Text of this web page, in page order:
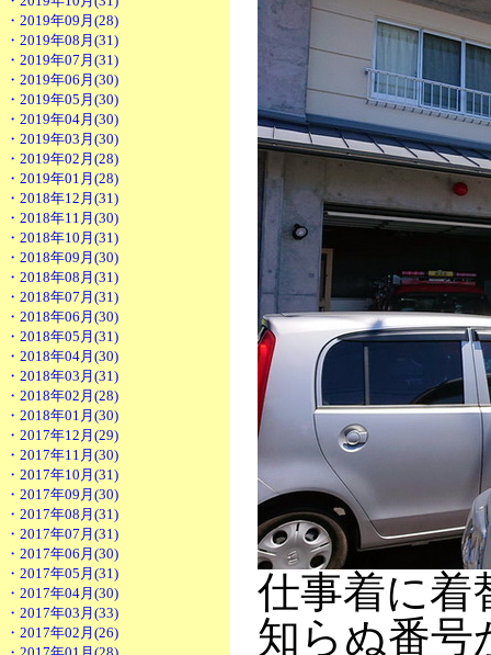
・2019年09月(28)
・2019年08月(31)
・2019年07月(31)
・2019年06月(30)
・2019年05月(30)
・2019年04月(30)
・2019年03月(30)
・2019年02月(28)
・2019年01月(28)
・2018年12月(31)
・2018年11月(30)
・2018年10月(31)
・2018年09月(30)
・2018年08月(31)
・2018年07月(31)
・2018年06月(30)
・2018年05月(31)
・2018年04月(30)
・2018年03月(31)
・2018年02月(28)
・2018年01月(30)
・2017年12月(29)
・2017年11月(30)
・2017年10月(31)
・2017年09月(30)
・2017年08月(31)
・2017年07月(31)
・2017年06月(30)
・2017年05月(31)
・2017年04月(30)
・2017年03月(33)
・2017年02月(26)
仕事着に着
知らぬ番号